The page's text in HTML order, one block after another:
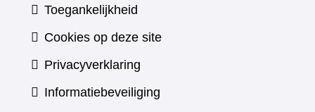
Toegankelijkheid
Cookies op deze site
Privacyverklaring
Informatiebeveiliging